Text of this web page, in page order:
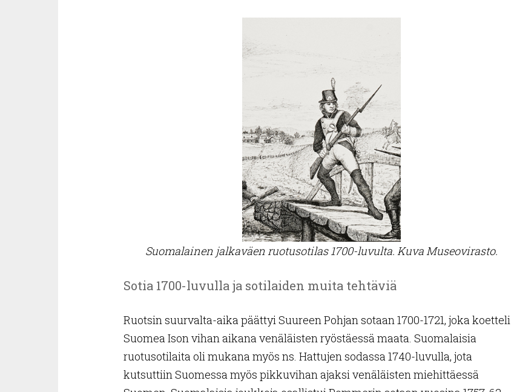
Suomalainen jalkaväen ruotusotilas 1700-luvulta. Kuva Museovirasto.
Sotia 1700-luvulla ja sotilaiden muita tehtäviä
Ruotsin suurvalta-aika päättyi Suureen Pohjan sotaan 1700-1721, joka koetteli
Suomea Ison vihan aikana venäläisten ryöstäessä maata. Suomalaisia
ruotusotilaita oli mukana myös ns. Hattujen sodassa 1740-luvulla, jota
kutsuttiin Suomessa myös pikkuvihan ajaksi venäläisten miehittäessä